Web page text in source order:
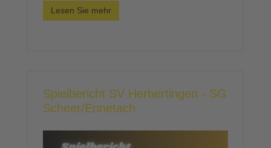
Lesen Sie mehr
Spielbericht SV Herbertingen - SG
Scheer/Ennetach